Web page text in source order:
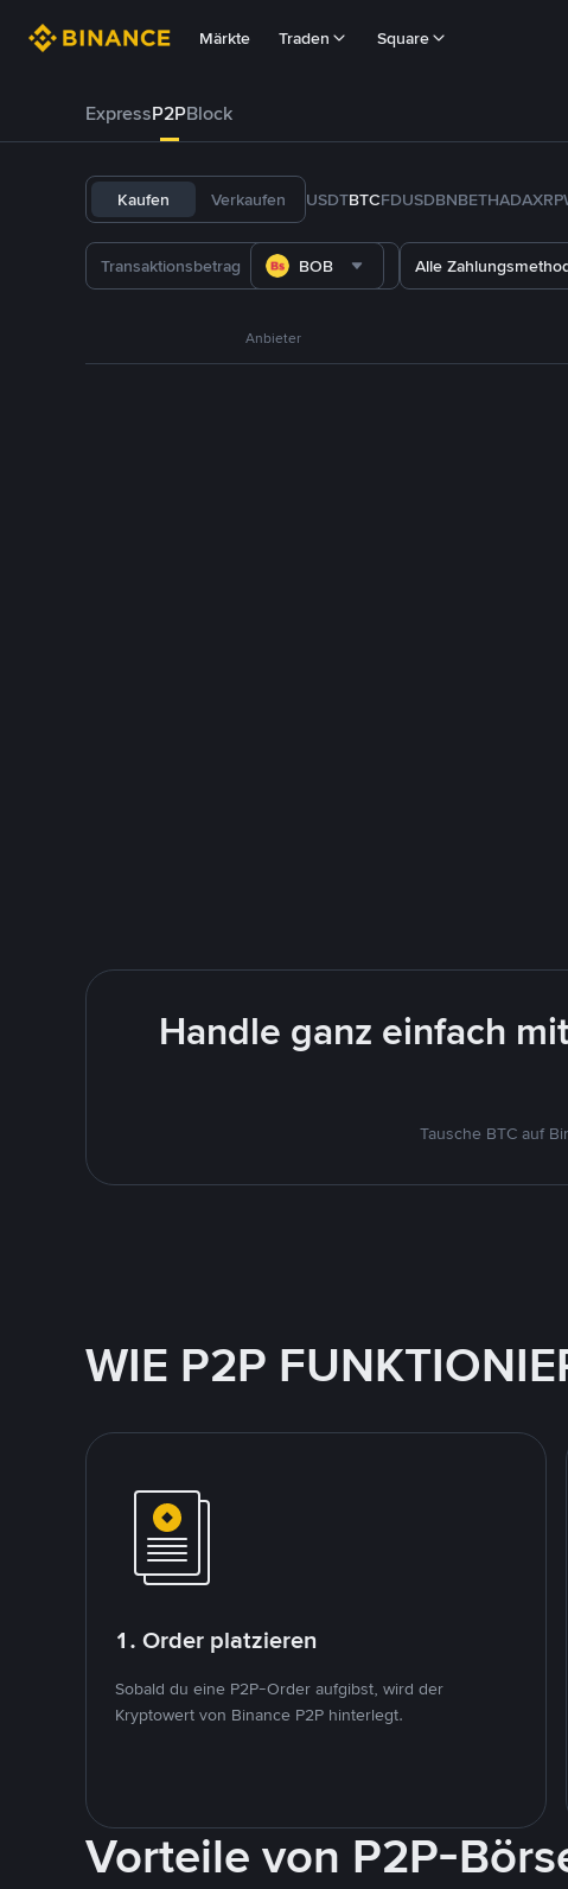
Märkte Traden Square
ExpressP2PBlock
Kaufen Verkaufen USDTBTCFDUSDBNBETHADAXRP
BOB Alle
Anbieter
Handle ganz einfach
Tausche BTC auf
WIE P2P
1. Order platzieren
Sobald du eine P2P-Order aufgibst, wird der
Kryptowert von Binance P2P hinterlegt.
Vorteile von P2P-